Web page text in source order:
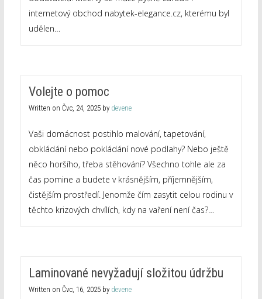
internetový obchod nabytek-elegance.cz, kterému byl
udělen…
Volejte o pomoc
Written onČvc, 24, 2025 by devene
Vaši domácnost postihlo malování, tapetování,
obkládání nebo pokládání nové podlahy? Nebo ještě
něco horšího, třeba stěhování? Všechno tohle ale za
čas pomine a budete v krásnějším, příjemnějším,
čistějším prostředí. Jenomže čím zasytit celou rodinu v
těchto krizových chvílích, kdy na vaření není čas?…
Laminované nevyžadují složitou údržbu
Written onČvc, 16, 2025 by devene